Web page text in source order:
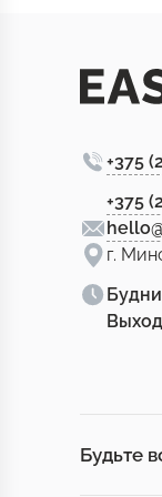
+375
+375
г.
Будьте